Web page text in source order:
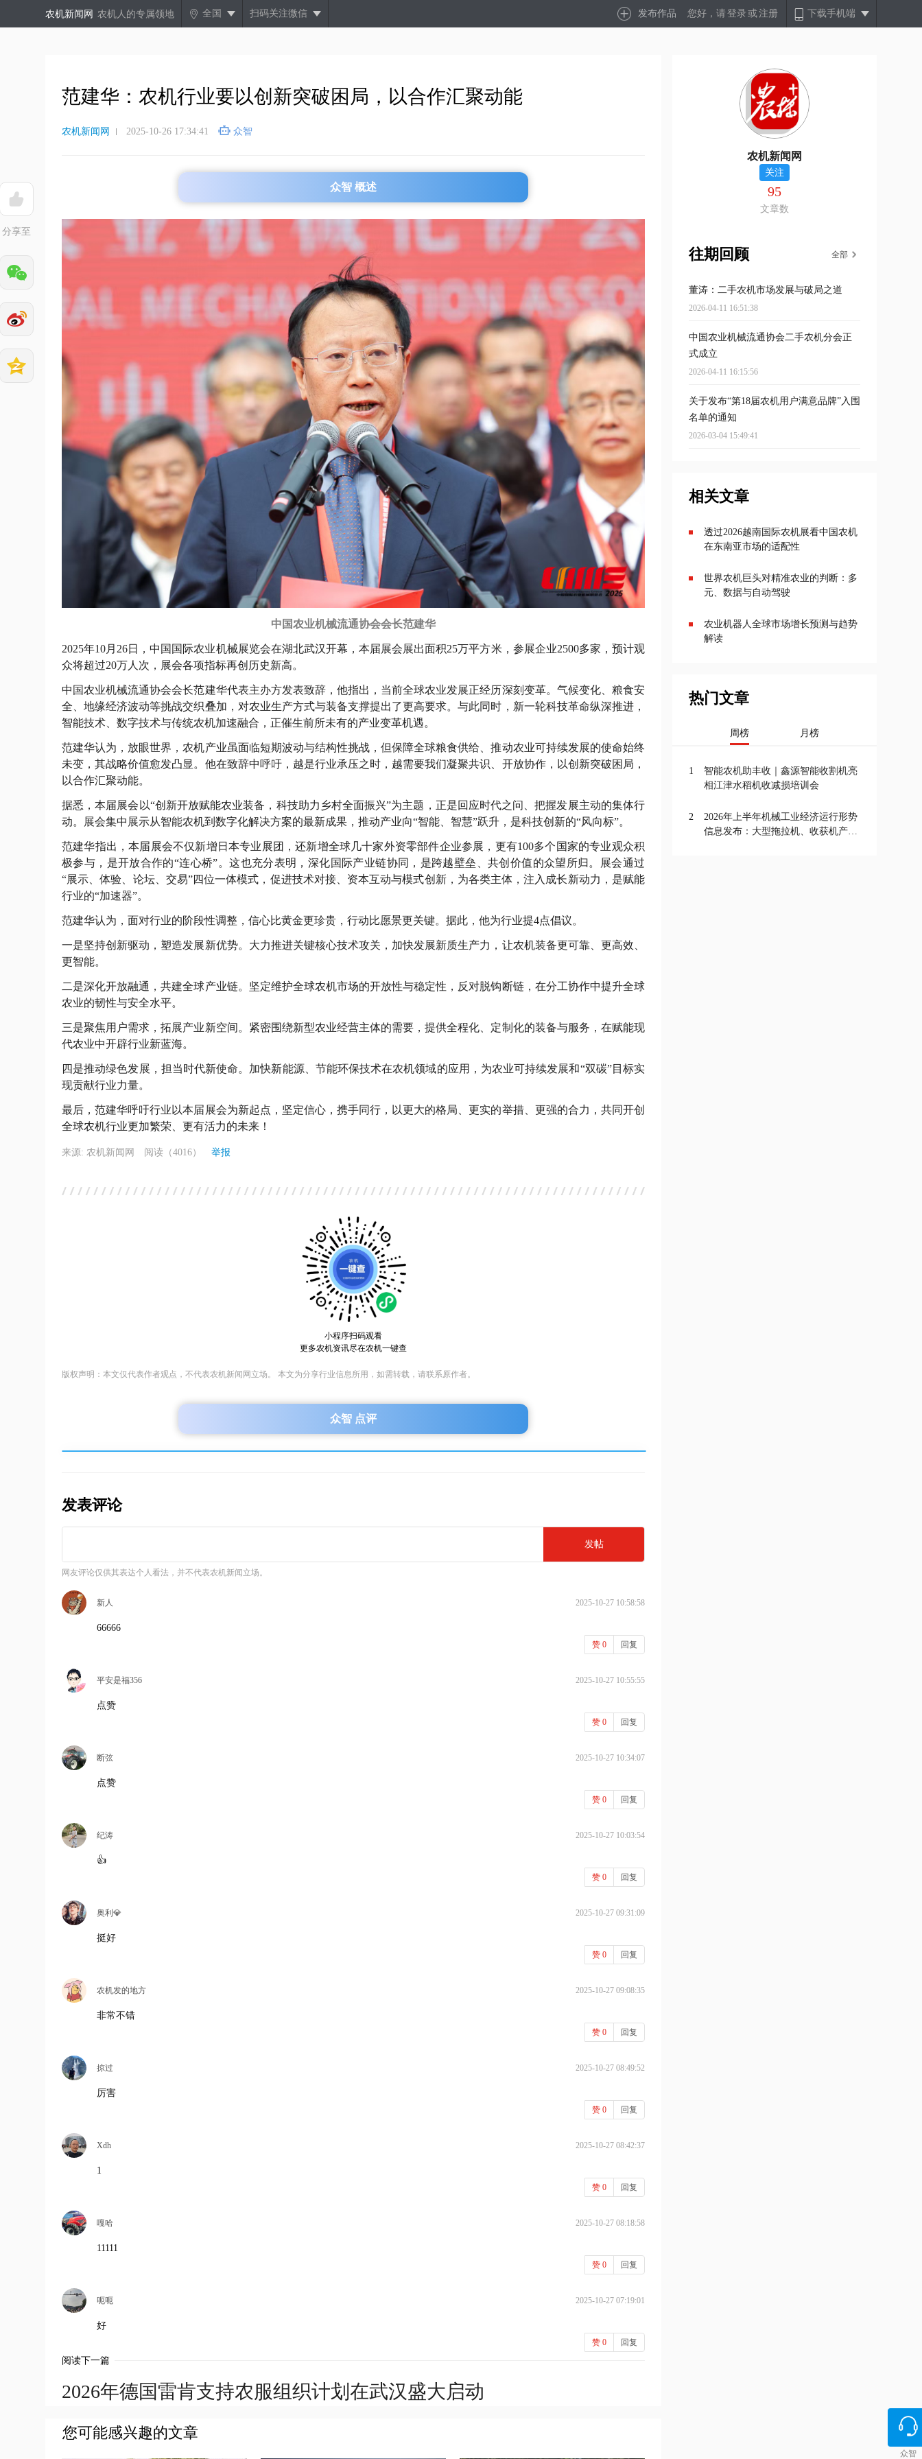
容
农机新闻网 农机人的专属领地 全国 扫码关注微信 发布作品 您好，请登录 或注册 下载手机端
范建华：农机行业要以创新突破困局，以合作汇聚动能
农机新闻网 2025-10-26 17:34:41 众智
分享至
众智 概述
中国农业机械流通协会会长范建华
2025年10月26日，中国国际农业机械展览会在湖北武汉开幕，本届展会展出面积25万平方米，参展企业2500多家，预计观
众将超过20万人次，展会各项指标再创历史新高。
中国农业机械流通协会会长范建华代表主办方发表致辞，他指出，当前全球农业发展正经历深刻变革。气候变化、粮食安
全、地缘经济波动等挑战交织叠加，对农业生产方式与装备支撑提出了更高要求。与此同时，新一轮科技革命纵深推进，
智能技术、数字技术与传统农机加速融合，正催生前所未有的产业变革机遇。
范建华认为，放眼世界，农机产业虽面临短期波动与结构性挑战，但保障全球粮食供给、推动农业可持续发展的使命始终
未变，其战略价值愈发凸显。他在致辞中呼吁，越是行业承压之时，越需要我们凝聚共识、开放协作，以创新突破困局，
以合作汇聚动能。
据悉，本届展会以“创新开放赋能农业装备，科技助力乡村全面振兴”为主题，正是回应时代之问、把握发展主动的集体行
动。展会集中展示从智能农机到数字化解决方案的最新成果，推动产业向“智能、智慧”跃升，是科技创新的“风向标”。
范建华指出，本届展会不仅新增日本专业展团，还新增全球几十家外资零部件企业参展，更有100多个国家的专业观众积
极参与，是开放合作的“连心桥”。这也充分表明，深化国际产业链协同，是跨越壁垒、共创价值的众望所归。展会通过
“展示、体验、论坛、交易”四位一体模式，促进技术对接、资本互动与模式创新，为各类主体，注入成长新动力，是赋能
行业的“加速器”。
范建华认为，面对行业的阶段性调整，信心比黄金更珍贵，行动比愿景更关键。据此，他为行业提4点倡议。
一是坚持创新驱动，塑造发展新优势。大力推进关键核心技术攻关，加快发展新质生产力，让农机装备更可靠、更高效、
更智能。
二是深化开放融通，共建全球产业链。坚定维护全球农机市场的开放性与稳定性，反对脱钩断链，在分工协作中提升全球
农业的韧性与安全水平。
三是聚焦用户需求，拓展产业新空间。紧密围绕新型农业经营主体的需要，提供全程化、定制化的装备与服务，在赋能现
代农业中开辟行业新蓝海。
四是推动绿色发展，担当时代新使命。加快新能源、节能环保技术在农机领域的应用，为农业可持续发展和“双碳”目标实
现贡献行业力量。
最后，范建华呼吁行业以本届展会为新起点，坚定信心，携手同行，以更大的格局、更实的举措、更强的合力，共同开创
全球农机行业更加繁荣、更有活力的未来！
来源: 农机新闻网 阅读（4016） 举报
小程序扫码观看
更多农机资讯尽在农机一键查
版权声明：本文仅代表作者观点，不代表农机新闻网立场。 本文为分享行业信息所用，如需转载，请联系原作者。
众智 点评
发表评论
发帖
网友评论仅供其表达个人看法，并不代表农机新闻立场。
新人 2025-10-27 10:58:58
66666
赞 0 回复
平安是福356 2025-10-27 10:55:55
点赞
赞 0 回复
断弦 2025-10-27 10:34:07
点赞
赞 0 回复
纪涛 2025-10-27 10:03:54
👍
赞 0 回复
奥利💎 2025-10-27 09:31:09
挺好
赞 0 回复
农机发的地方 2025-10-27 09:08:35
非常不错
赞 0 回复
掠过 2025-10-27 08:49:52
厉害
赞 0 回复
Xdh 2025-10-27 08:42:37
1
赞 0 回复
嘎哈 2025-10-27 08:18:58
11111
赞 0 回复
呃呃 2025-10-27 07:19:01
好
赞 0 回复
阅读下一篇
2026年德国雷肯支持农服组织计划在武汉盛大启动
您可能感兴趣的文章
农机新闻网
关注
95
文章数
往期回顾 全部
董涛：二手农机市场发展与破局之道
2026-04-11 16:51:38
中国农业机械流通协会二手农机分会正
式成立
2026-04-11 16:15:56
关于发布“第18届农机用户满意品牌”入围
名单的通知
2026-03-04 15:49:41
相关文章
透过2026越南国际农机展看中国农机
在东南亚市场的适配性
世界农机巨头对精准农业的判断：多
元、数据与自动驾驶
农业机器人全球市场增长预测与趋势
解读
热门文章
周榜 月榜
1
智能农机助丰收｜鑫源智能收割机亮
相江津水稻机收减损培训会
2
2026年上半年机械工业经济运行形势
信息发布：大型拖拉机、收获机产量
众智